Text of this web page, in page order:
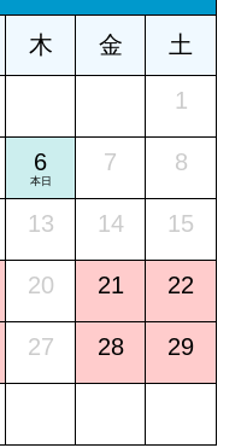
木 金 土
1
6
本日
7 8
13 14 15
20 21 22
27 28 29